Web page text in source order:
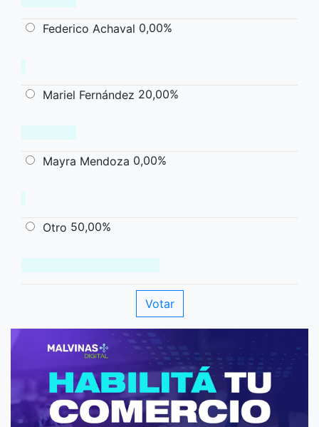
Federico Achaval 0,00%
Mariel Fernández 20,00%
Mayra Mendoza 0,00%
Otro 50,00%